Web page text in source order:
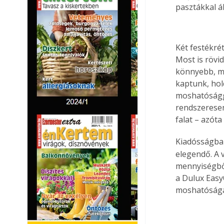
pasztákkal
Két
Most is
könnyebb,
kaptunk,
falat – azóta
elegendő. A
a Dulux